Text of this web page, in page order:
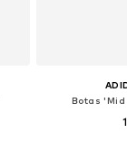
Botas 'Mid